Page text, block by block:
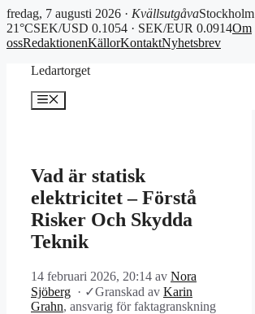
fredag, 7 augusti 2026 · KvällsutgåvaStockholm
21°CSEK/USD 0.1054 · SEK/EUR 0.0914Om
ossRedaktionenKällorKontaktNyhetsbrev
Ledartorget
Meny
Vad är statisk
elektricitet – Förstå
Risker Och Skydda
Teknik
14 februari 2026, 20:14 av Nora
Sjöberg · ✓Granskad av Karin
Grahn, ansvarig för faktagranskning